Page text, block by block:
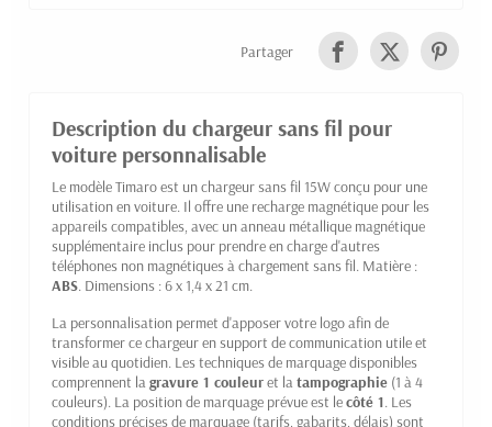
Partager
Description du chargeur sans fil pour
voiture personnalisable
Le modèle Timaro est un chargeur sans fil 15W conçu pour une
utilisation en voiture. Il offre une recharge magnétique pour les
appareils compatibles, avec un anneau métallique magnétique
supplémentaire inclus pour prendre en charge d'autres
téléphones non magnétiques à chargement sans fil. Matière :
ABS. Dimensions : 6 x 1,4 x 21 cm.
La personnalisation permet d'apposer votre logo afin de
transformer ce chargeur en support de communication utile et
visible au quotidien. Les techniques de marquage disponibles
comprennent lagravure 1 couleuret latampographie (1 à 4
couleurs). La position de marquage prévue est lecôté 1. Les
conditions précises de marquage (tarifs, gabarits, délais) sont